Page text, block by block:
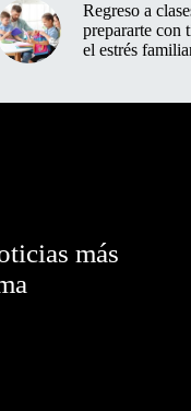
Regreso a
prepararte con
el estrés
más